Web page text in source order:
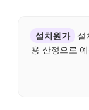
설치원가
설
용 산정으로